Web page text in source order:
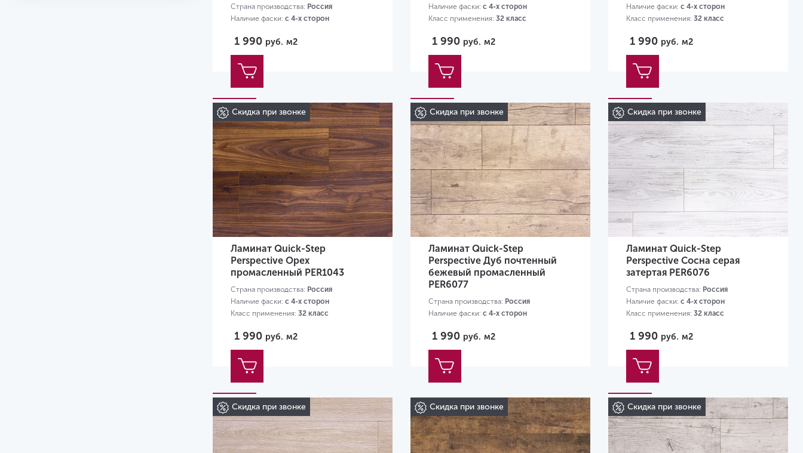
Страна производства: Россия
Наличие фаски: с 4-х сторон
Размер:1380х156х9 мм
1 990 руб. м2
Наличие фаски: с 4-х сторон
Класс применения: 32 класс
1 990 руб. м2
Наличие фаски: с 4-х сторон
Класс применения: 32 класс
1 990 руб. м2
Скидка при звонке
Ламинат Quick-Step
Perspective Орех
промасленный PER1043
Страна производства: Россия
Наличие фаски: с 4-х сторон
Класс применения: 32 класс
1 990 руб. м2
Скидка при звонке
Ламинат Quick-Step
Perspective Дуб почтенный
бежевый промасленный
PER6077
Страна производства: Россия
Наличие фаски: с 4-х сторон
Размер:1380х156х9 мм
1 990 руб. м2
Скидка при звонке
Ламинат Quick-Step
Perspective Сосна серая
затертая PER6076
Страна производства: Россия
Наличие фаски: с 4-х сторон
Класс применения: 32 класс
1 990 руб. м2
Скидка при звонке Скидка при звонке Скидка при звонке